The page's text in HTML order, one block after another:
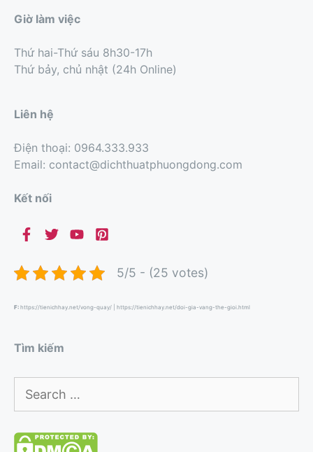
Giờ làm việc
Thứ hai-Thứ sáu 8h30-17h
Thứ bảy, chủ nhật (24h Online)
Liên hệ
Điện thoại: 0964.333.933
Email: contact@dichthuatphuongdong.com
Kết nối
5/5 - (25 votes)
F: https://tienichhay.net/vong-quay/ https://tienichhay.net/doi-gia-vang-the-gioi.html
Tìm kiếm
for: